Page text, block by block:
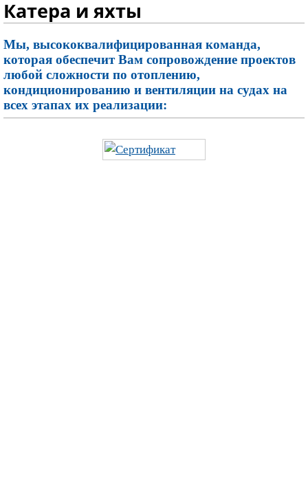
Катера и яхты
Мы, высококвалифицированная команда,
которая обеспечит Вам сопровождение проектов
любой сложности по отоплению,
кондиционированию и вентиляции на судах на
всех этапах их реализации: